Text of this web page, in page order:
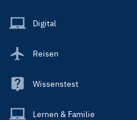
Main
Digital
Reisen
Wissenstest
Lernen & Familie